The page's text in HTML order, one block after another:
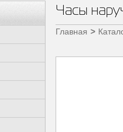
Часы
Главная